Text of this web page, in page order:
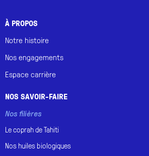
À PROPOS
Notre histoire
Nos engagements
Espace carrière
NOS SAVOIR-FAIRE
Nos filières
Le coprah deTahiti
Nos huilesbiologiques